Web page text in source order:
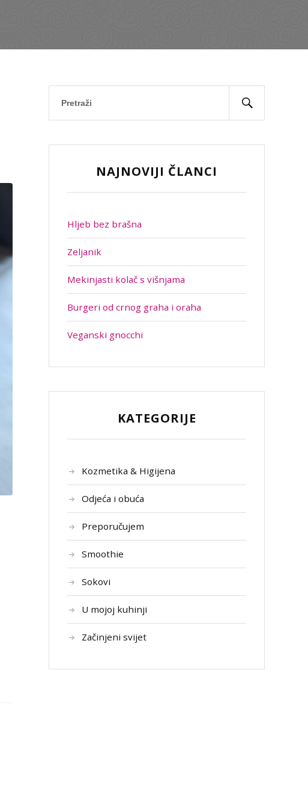
NAJNOVIJI ČLANCI
Hljeb bez brašna
Zeljanik
Mekinjasti kolač s višnjama
Burgeri od crnog graha i oraha
Veganski gnocchi
KATEGORIJE
Kozmetika & Higijena
Odjeća i obuća
Preporučujem
Smoothie
Sokovi
U mojoj kuhinji
Začinjeni svijet